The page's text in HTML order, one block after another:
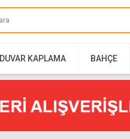
DUVAR KAPLAMA BAHÇE